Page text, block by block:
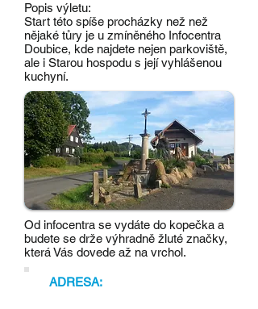
ADRESA:
Popis výletu:
Start této spíše procházky než než
nějaké tůry je u zmíněného Infocentra
Doubice, kde najdete nejen parkoviště,
ale i Starou hospodu s její vyhlášenou
kuchyní.
Od infocentra se vydáte do kopečka a
budete se drže výhradně žluté značky,
která Vás dovede až na vrchol.